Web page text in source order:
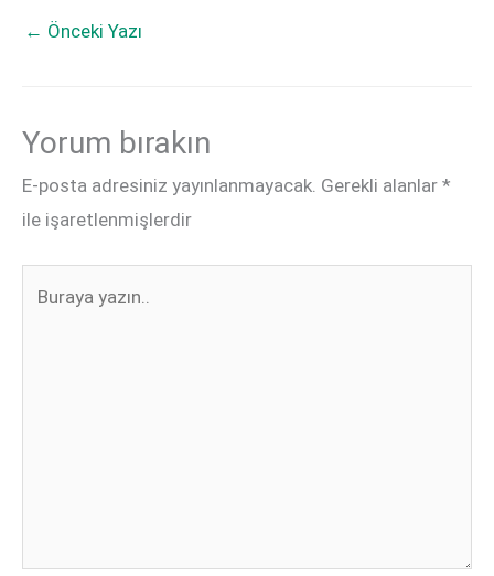
← Önceki Yazı
Yorum bırakın
E-posta adresiniz yayınlanmayacak. Gerekli alanlar *
ile işaretlenmişlerdir